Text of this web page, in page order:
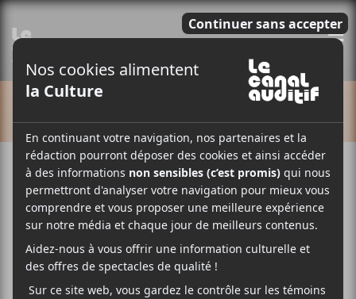
Cet évènement est passé.
FRIMAT 2022 – Jour 3